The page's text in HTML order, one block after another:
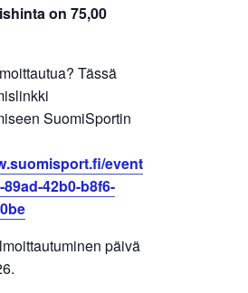
on 75,00
Tässä
SuomiSportin
event
42b0-b8f6-
päivä